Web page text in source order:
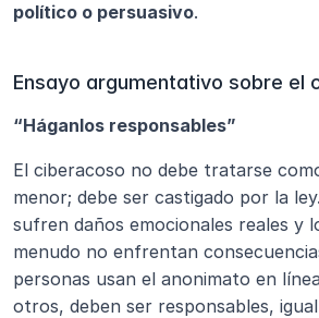
político o persuasivo.
Ensayo argumentativo sobre el
“Háganlos responsables”
El ciberacoso no debe tratarse
menor; debe ser castigado por la
sufren daños emocionales reales y
menudo no enfrentan
personas usan el anonimato en
otros, deben ser responsables,